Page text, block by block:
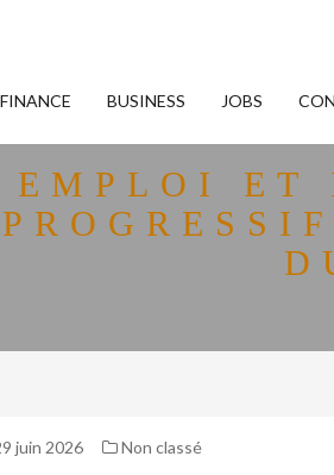
FINANCE BUSINESS JOBS
ET
juin 2026 Non classé